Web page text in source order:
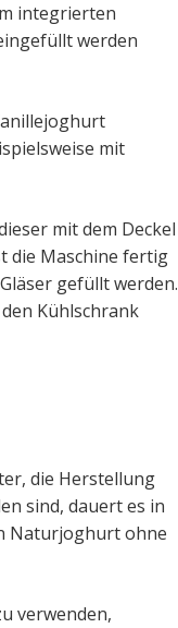
integrierten
werden
mit
mit dem Deckel
die Maschine fertig
gefüllt werden.
Kühlschrank
die Herstellung
sind, dauert es in
Naturjoghurt ohne
verwenden,